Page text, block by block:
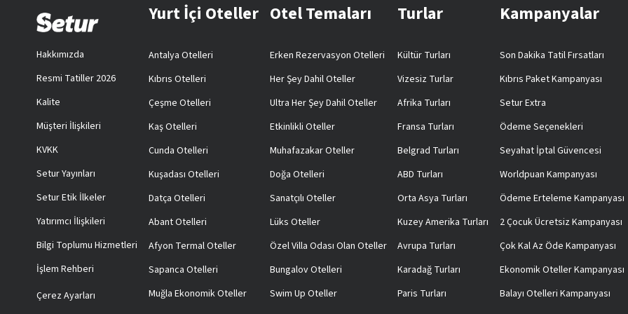
Hakkımızda
Resmi Tatiller 2026
Kalite
Müşteri İlişkileri
KVKK
Setur Yayınları
Setur Etik İlkeler
Yatırımcı İlişkileri
Bilgi Toplumu Hizmetleri
İşlem Rehberi
Çerez Ayarları
Yurt İçi Oteller
Antalya Otelleri
Kıbrıs Otelleri
Çeşme Otelleri
Kaş Otelleri
Cunda Otelleri
Kuşadası Otelleri
Datça Otelleri
Abant Otelleri
Afyon Termal Oteller
Sapanca Otelleri
Muğla Ekonomik Oteller
Otel Temaları
Erken Rezervasyon Otelleri
Her Şey Dahil Oteller
Ultra Her Şey Dahil Oteller
Etkinlikli Oteller
Muhafazakar Oteller
Doğa Otelleri
Sanatçılı Oteller
Lüks Oteller
Özel Villa Odası Olan Oteller
Bungalov Otelleri
Swim Up Oteller
Turlar
Kültür Turları
Vizesiz Turlar
Afrika Turları
Fransa Turları
Belgrad Turları
ABD Turları
Orta Asya Turları
Kuzey Amerika Turları
Avrupa Turları
Karadağ Turları
Paris Turları
Kampanyalar
Son Dakika Tatil Fırsatları
Kıbrıs Paket Kampanyası
Setur Extra
Ödeme Seçenekleri
Seyahat İptal Güvencesi
Worldpuan Kampanyası
Ödeme Erteleme Kampanyası
2 Çocuk Ücretsiz Kampanyası
Çok Kal Az Öde Kampanyası
Ekonomik Oteller Kampanyası
Balayı Otelleri Kampanyası